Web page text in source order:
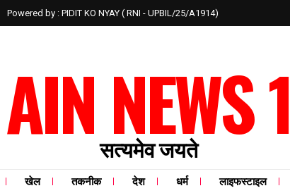
Powered by : PIDIT KO NYAY ( RNI - UPBIL/25/A1914)
AIN NEWS 1
सत्यमेव जयते
खेल तकनीक देश धर्म लाइफस्टाइल